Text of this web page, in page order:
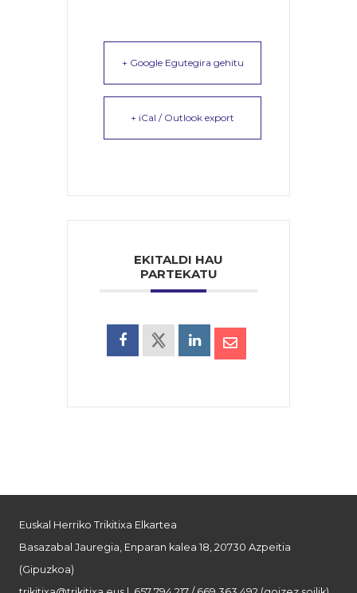
+ Google Egutegira gehitu
+ iCal / Outlook export
EKITALDI HAU
PARTEKATU
Euskal Herriko Trikitixa Elkartea
Basazabal Jauregia, Enparan kalea 18, 20730 Azpeitia
(Gipuzkoa)